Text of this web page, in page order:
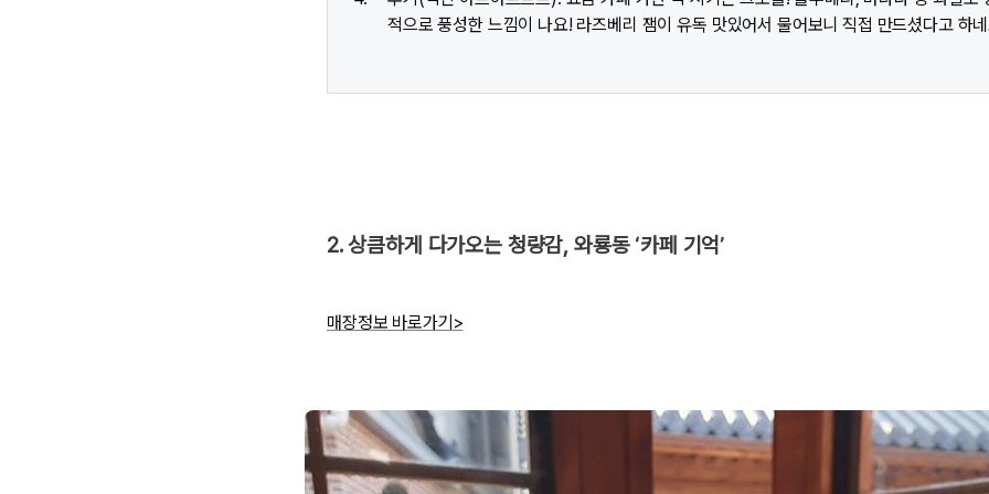
적으로 풍성한 느낌이 나요! 라즈베리 잼이 유독 맛있어서 물어보니 직접 만드셨다고 하
2. 상큼하게 다가오는 청량감, 와룡동 ‘카페 기억’
매장정보 바로가기>